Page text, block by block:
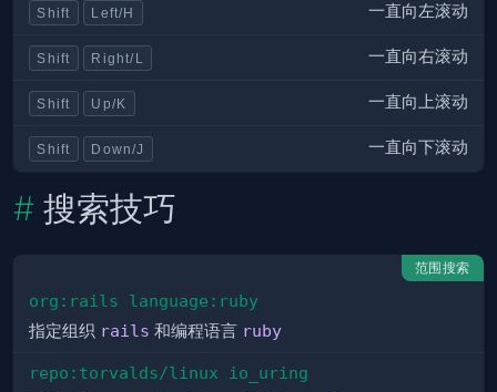
Shift Left/H 一直向左滚动
Shift Right/L 一直向右滚动
Shift Up/K 一直向上滚动
Shift Down/J 一直向下滚动
搜索技巧
范围搜索
org:rails language:ruby
指定组织 rails 和编程语言 ruby
repo:torvalds/linux io_uring